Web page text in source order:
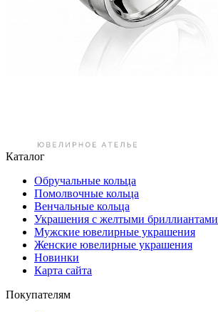
Каталог
Обручальные кольца
Помолвочные кольца
Венчальные кольца
Украшения с желтыми бриллиантами
Мужские ювелирные украшения
Женские ювелирные украшения
Новинки
Карта сайта
Покупателям